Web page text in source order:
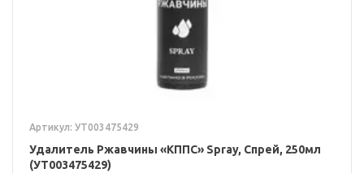
Артикул: УТ003475429
Удалитель Ржавчины «КППС» Spray, Спрей, 250мл
(УТ003475429)